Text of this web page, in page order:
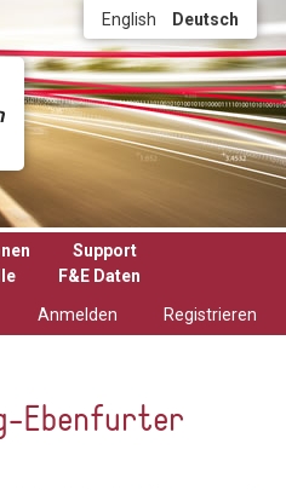
English Deutsch
Support
F&E Daten
Anmelden
Registrieren
Ebenfurter